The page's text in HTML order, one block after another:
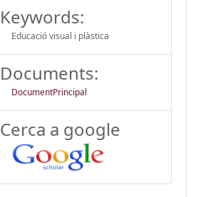
Keywords:
Educació visual i plàstica
Documents:
DocumentPrincipal
Cerca a google